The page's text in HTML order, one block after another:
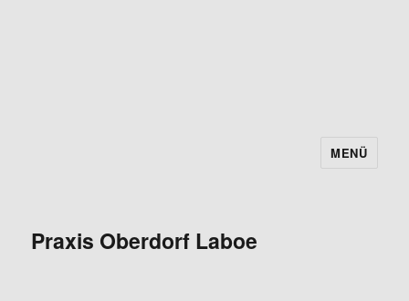
Praxis Oberdorf Laboe
MENÜ